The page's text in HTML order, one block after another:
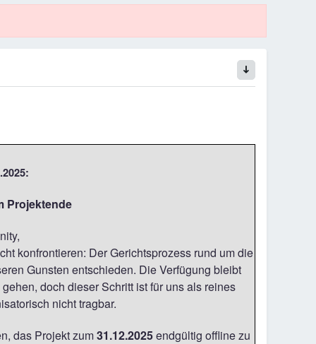
Projektende
konfrontieren: Der Gerichtsprozess rund um die
Gunsten entschieden. Die Verfügung bleibt
doch dieser Schritt ist für uns als reines
nicht tragbar.
das Projekt zum31.12.2025endgültig offline zu